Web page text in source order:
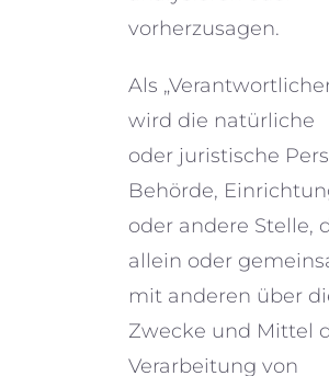
vorherzusagen.
Als
wird die natür­li­che
oder juristi­sche
Behörde,
oder andere Stelle,
allein oder
mit anderen über
Zwecke und Mittel
Verarbeitung von